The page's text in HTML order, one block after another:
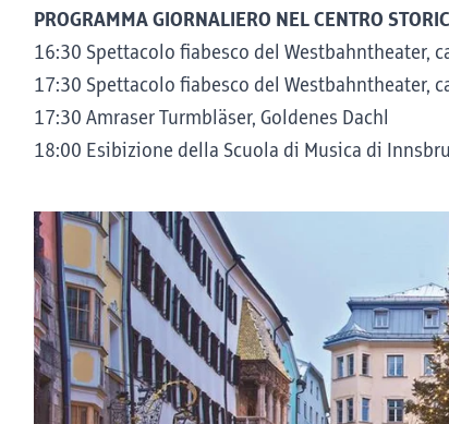
PROGRAMMA GIORNALIERO NEL CENTRO
16:30 Spettacolo fiabesco del Westbahntheater,
17:30 Spettacolo fiabesco del Westbahntheater,
17:30 Amraser Turmbläser, Goldenes Dachl
18:00 Esibizione della Scuola di Musica di